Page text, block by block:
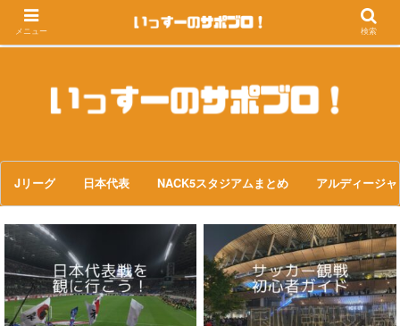
Jリーグ 日本代表 NACK5スタジアムまとめ アルディージャ
メニュー 検索